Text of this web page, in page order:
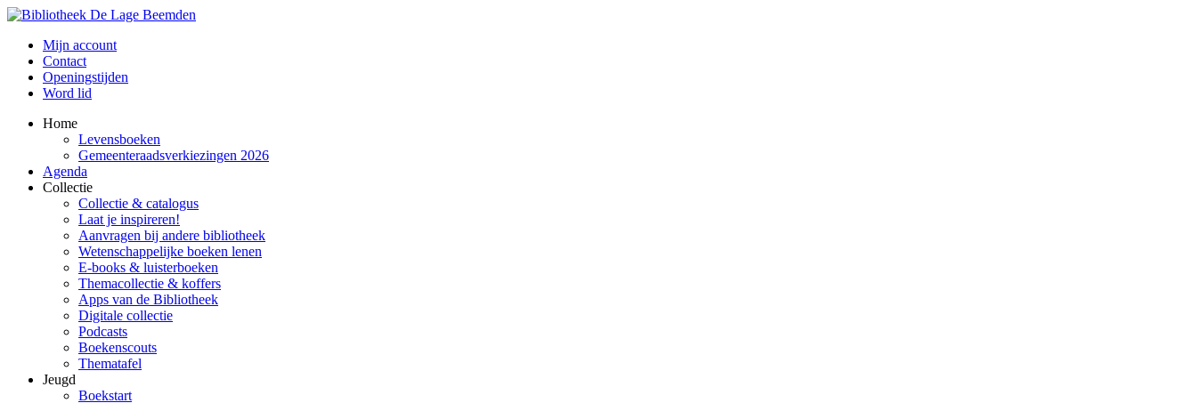
Mijn account
Contact
Openingstijden
Word lid
Home
Levensboeken
Gemeenteraadsverkiezingen 2026
Agenda
Collectie
Collectie & catalogus
Laat je inspireren!
Aanvragen bij andere bibliotheek
Wetenschappelijke boeken lenen
E-books & luisterboeken
Themacollectie & koffers
Apps van de Bibliotheek
Digitale collectie
Podcasts
Boekenscouts
Thematafel
Jeugd
Boekstart